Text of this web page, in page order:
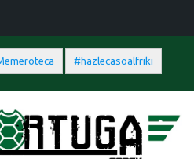
#hazlecasoalfriki